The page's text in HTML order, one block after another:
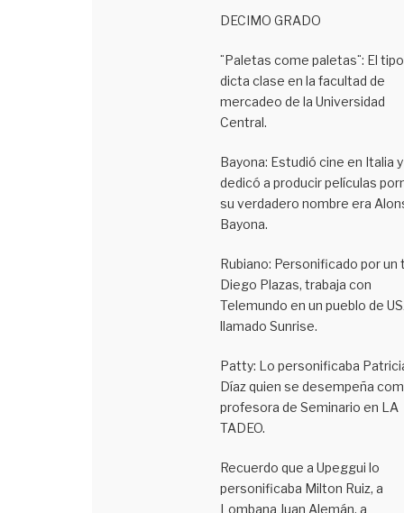
DECIMO GRADO
¨Paletas come paletas¨: El tipo
dicta clase en la facultad de
mercadeo de la Universidad
Central.
Bayona: Estudió cine en Italia
dedicó a producir películas
su verdadero nombre era
Bayona.
Rubiano: Personificado por un
Diego Plazas, trabaja con
Telemundo en un pueblo de
llamado Sunrise.
Patty: Lo personificaba
Díaz quien se desempeña
profesora de Seminario en LA
TADEO.
Recuerdo que a Upeggui lo
personificaba Milton Ruiz, a
Lombana Juan Alemán, a